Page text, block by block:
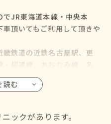
JR東海道本線・中央本
頂いてもご利用して頂きや
鉄道の近鉄名古屋駅、更
桜通線、あおなみ線、名
駅に乗り入れているので、
西区・中村区・中区・昭
からも通院して頂けます
読む
ックがあります。